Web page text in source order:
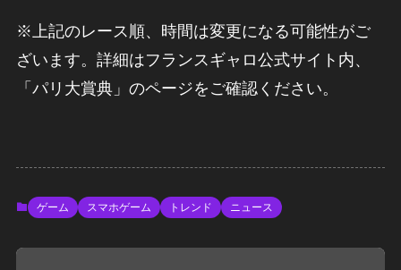
※上記のレース順、時間は変更になる可能性がご
ざいます。詳細はフランスギャロ公式サイト内、
「パリ大賞典」のページをご確認ください。
ゲーム スマホゲーム トレンド ニュース